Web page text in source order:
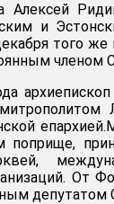
Алексей
и
того
членом
поприще,
От
депутатом